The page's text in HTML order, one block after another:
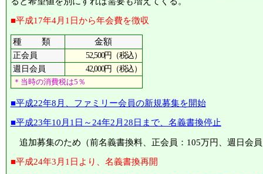
■平成17年4月1日から年会費を徴収
種 類 金額
正会員 52,500円（税込）
週日会員 42,000円（税込）
＊当時の消費税は5％
■平成22年8月、ファミリー会員の新規募集を開始
■平成23年10月1日～24年2月28日まで、名義書換停止
追加募集のため（前名義書換料、正会員：105万円、週日会
■平成24年3月1日より、名義書換再開